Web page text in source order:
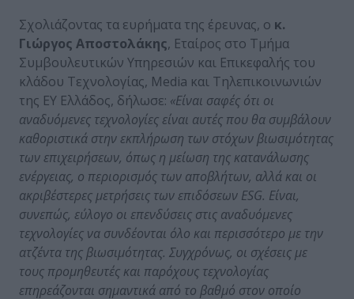
Σχολιάζοντας τα ευρήματα της έρευνας, ο κ.
Γιώργος Αποστολάκης, Εταίρος στο Τμήμα
Συμβουλευτικών Υπηρεσιών και Επικεφαλής του
κλάδου Τεχνολογίας, Media και Τηλεπικοινωνιών
της ΕΥ Ελλάδος, δήλωσε: «Είναι σαφές ότι οι
αναδυόμενες τεχνολογίες είναι αυτές που θα συμβάλουν
καθοριστικά στην εκπλήρωση των στόχων βιωσιμότητας
των επιχειρήσεων, όπως η μείωση της κατανάλωσης
ενέργειας, ο περιορισμός των αποβλήτων, αλλά και οι
ακριβέστερες μετρήσεις των επιδόσεων ESG. Είναι,
συνεπώς, εύλογο οι επενδύσεις στις αναδυόμενες
τεχνολογίες να συνδέονται όλο και περισσότερο με την
ατζέντα της βιωσιμότητας. Συγχρόνως, οι σχέσεις με
τους προμηθευτές και παρόχους τεχνολογίας
επηρεάζονται σημαντικά από το βαθμό στον οποίο